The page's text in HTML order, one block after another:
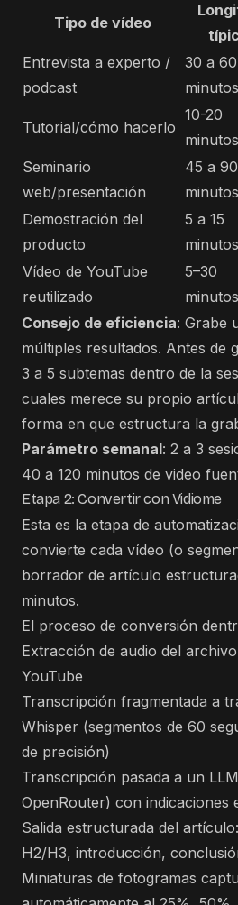
Tipo de vídeo
Entrevista a experto /
podcast
30 a 60
minutos
Tutorial/cómo hacerlo
10-20
minutos
Seminario
web/presentación
45 a 90
minutos
Demostración del
producto
5 a 15
minutos
Vídeo de YouTube
reutilizado
5–30
minutos
Consejo de eficiencia: Grabe
múltiples resultados. Antes de
3 a 5 subtemas dentro de la
cuales merece su propio
forma en que estructura la
Parámetro semanal: 2 a 3
40 a 120 minutos de video
Etapa 2: Convertir con Vidiome
Esta es la etapa de
convierte cada vídeo (o
borrador de artículo
minutos.
El proceso de conversión
Extracción de audio del
YouTube
Transcripción fragmentada a
Whisper (segmentos de 60
de precisión)
Transcripción pasada a un
OpenRouter) con indicaciones
Salida estructurada del
H2/H3, introducción,
Miniaturas de fotogramas